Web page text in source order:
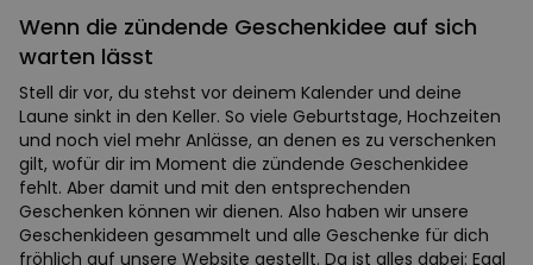
Wenn die zündende Geschenkidee auf sich
warten lässt
Stell dir vor, du stehst vor deinem Kalender und deine
Laune sinkt in den Keller. So viele Geburtstage, Hochzeiten
und noch viel mehr Anlässe, an denen es zu verschenken
gilt, wofür dir im Moment die zündende Geschenkidee
fehlt. Aber damit und mit den entsprechenden
Geschenken können wir dienen. Also haben wir unsere
Geschenkideen gesammelt und alle Geschenke für dich
fröhlich auf unsere Website gestellt. Da ist alles dabei: Egal